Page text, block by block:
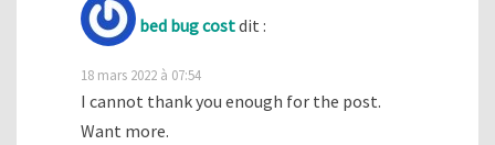
bed bug costdit :
18 mars 2022 à 07:54
I cannot thank you enough for the post.
Want more.